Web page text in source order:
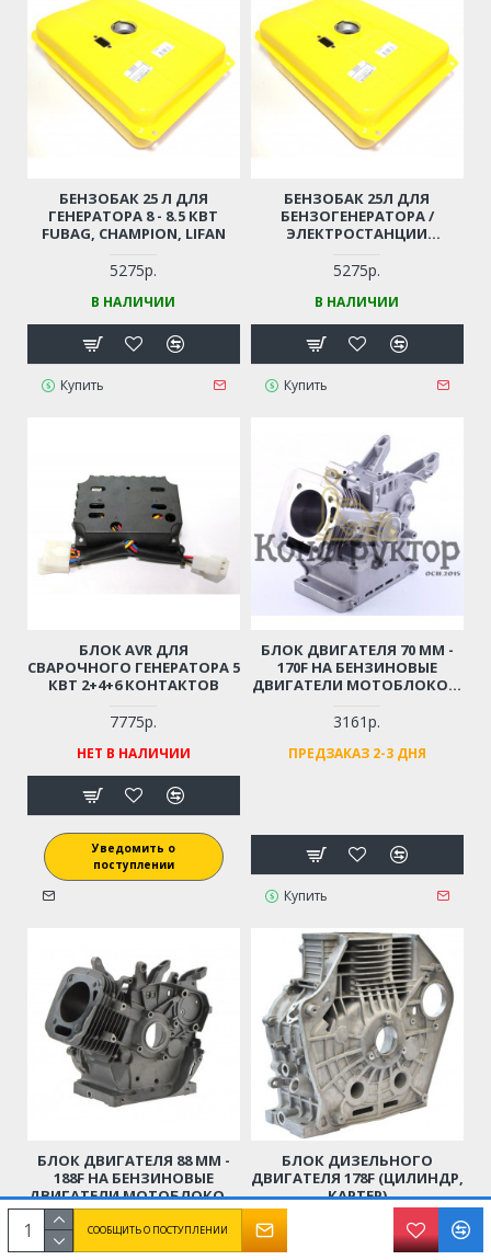
СООБЩИТЬ О ПОСТУПЛЕНИИ
БЕНЗОБАК 25 Л ДЛЯ
ГЕНЕРАТОРА 8 - 8.5 КВТ
FUBAG, CHAMPION, LIFAN
5275р.
В НАЛИЧИИ
Купить
БЕНЗОБАК 25Л ДЛЯ
БЕНЗОГЕНЕРАТОРА /
ЭЛЕКТРОСТАНЦИИ
GG10000E
5275р.
В НАЛИЧИИ
Купить
БЛОК AVR ДЛЯ
СВАРОЧНОГО ГЕНЕРАТОРА 5
КВТ 2+4+6 КОНТАКТОВ
7775р.
НЕТ В НАЛИЧИИ
Уведомить о
поступлении
БЛОК ДВИГАТЕЛЯ 70 ММ -
170F НА БЕНЗИНОВЫЕ
ДВИГАТЕЛИ МОТОБЛОКОВ,
ВИБРОПЛИТ И ДРУГОЙ
ТЕХНИКИ С ВОЗДУШНЫМ
ОХЛАЖДЕНИЕМ 7 Л.С.
3161р.
ПРЕДЗАКАЗ 2-3 ДНЯ
Купить
БЛОК ДВИГАТЕЛЯ 88 ММ -
188F НА БЕНЗИНОВЫЕ
ДВИГАТЕЛИ МОТОБЛОКОВ,
КУЛЬТИВАТОРОВ,
ГЕНЕРАТОРОВ,
СНЕГОУБОРЩИКОВ И
7945р.
БЛОК ДИЗЕЛЬНОГО
ДВИГАТЕЛЯ 178F (ЦИЛИНДР,
КАРТЕР)